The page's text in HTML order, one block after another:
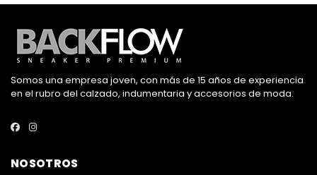
Somos una empresa joven, con más de 15 años de experiencia
en el rubro del calzado, indumentaria y accesorios de moda.
NOSOTROS